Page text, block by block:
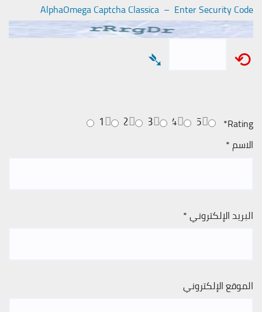
AlphaOmega Captcha Classica – Enter Security Code
⟲
➴
Rating
*
5
4
3
2
1
الاسم*
البريد الإلكتروني*
الموقع الإلكتروني